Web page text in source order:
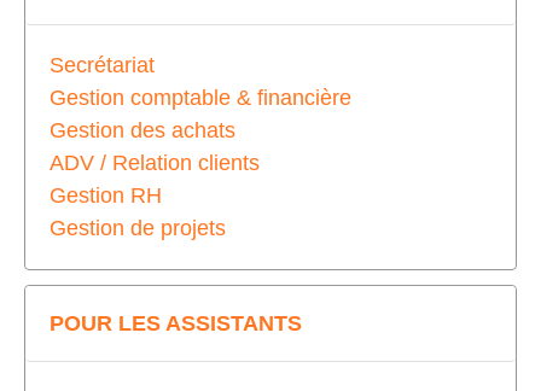
Secrétariat
Gestion comptable & financière
Gestion des achats
ADV / Relation clients
Gestion RH
Gestion de projets
POUR LES ASSISTANTS